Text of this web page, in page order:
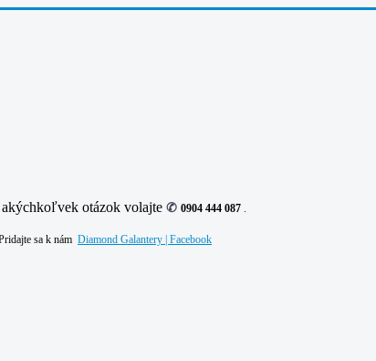
otázok volajte ✆ 0904 444 087
sa k nám Diamond Galantery | Facebook